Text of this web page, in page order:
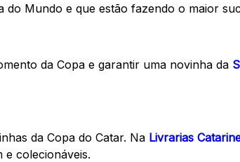
Mundo e que estão fazendo o maior
da Copa e garantir uma novinha da
da Copa do Catar. Na Livrarias
e colecionáveis.